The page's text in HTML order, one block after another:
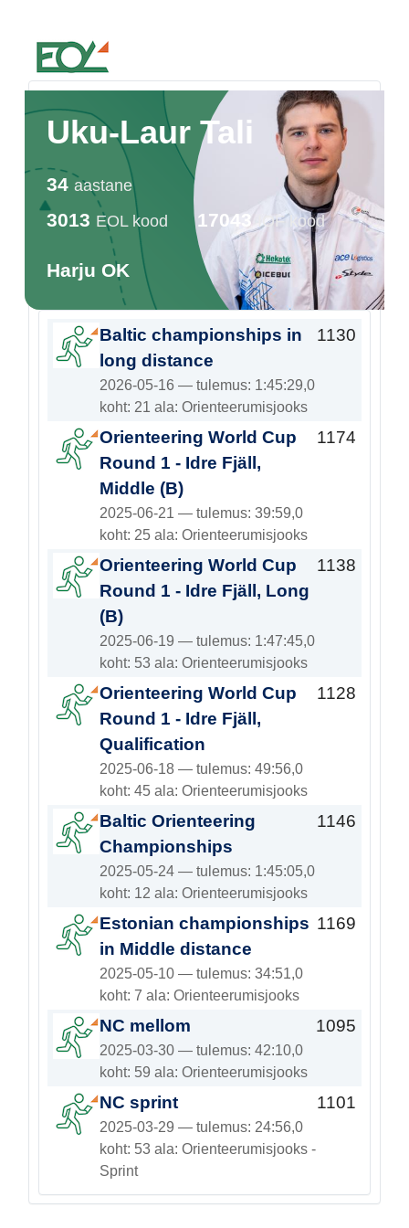
Estonian Orienteering Federation
Uku-Laur Tali
34 aastane
3013 EOL kood 17043 IOF kood
Harju OK
Baltic championships in
long distance
2026-05-16 — tulemus: 1:45:29,0
koht: 21 ala: Orienteerumisjooks
1130
Orienteering World Cup
Round 1 - Idre Fjäll,
Middle (B)
2025-06-21 — tulemus: 39:59,0
koht: 25 ala: Orienteerumisjooks
1174
Orienteering World Cup
Round 1 - Idre Fjäll, Long
(B)
2025-06-19 — tulemus: 1:47:45,0
koht: 53 ala: Orienteerumisjooks
1138
Orienteering World Cup
Round 1 - Idre Fjäll,
Qualification
2025-06-18 — tulemus: 49:56,0
koht: 45 ala: Orienteerumisjooks
1128
Baltic Orienteering
Championships
2025-05-24 — tulemus: 1:45:05,0
koht: 12 ala: Orienteerumisjooks
1146
Estonian championships
in Middle distance
2025-05-10 — tulemus: 34:51,0
koht: 7 ala: Orienteerumisjooks
1169
NC mellom
2025-03-30 — tulemus: 42:10,0
koht: 59 ala: Orienteerumisjooks
1095
NC sprint
2025-03-29 — tulemus: 24:56,0
koht: 53 ala: Orienteerumisjooks -
Sprint
1101